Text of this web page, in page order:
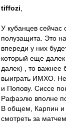
tiffozi
У кубанцев
полузащита. Это
впереди у них
который еще
далек) , то важнее
выиграть ИМХО. Не
и Попову. Сиссе
Рафаэлю вполне
В общем, Карпин и
смотреть за